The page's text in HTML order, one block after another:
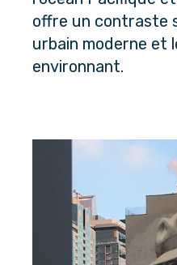
offre un contraste
urbain moderne et
environnant.